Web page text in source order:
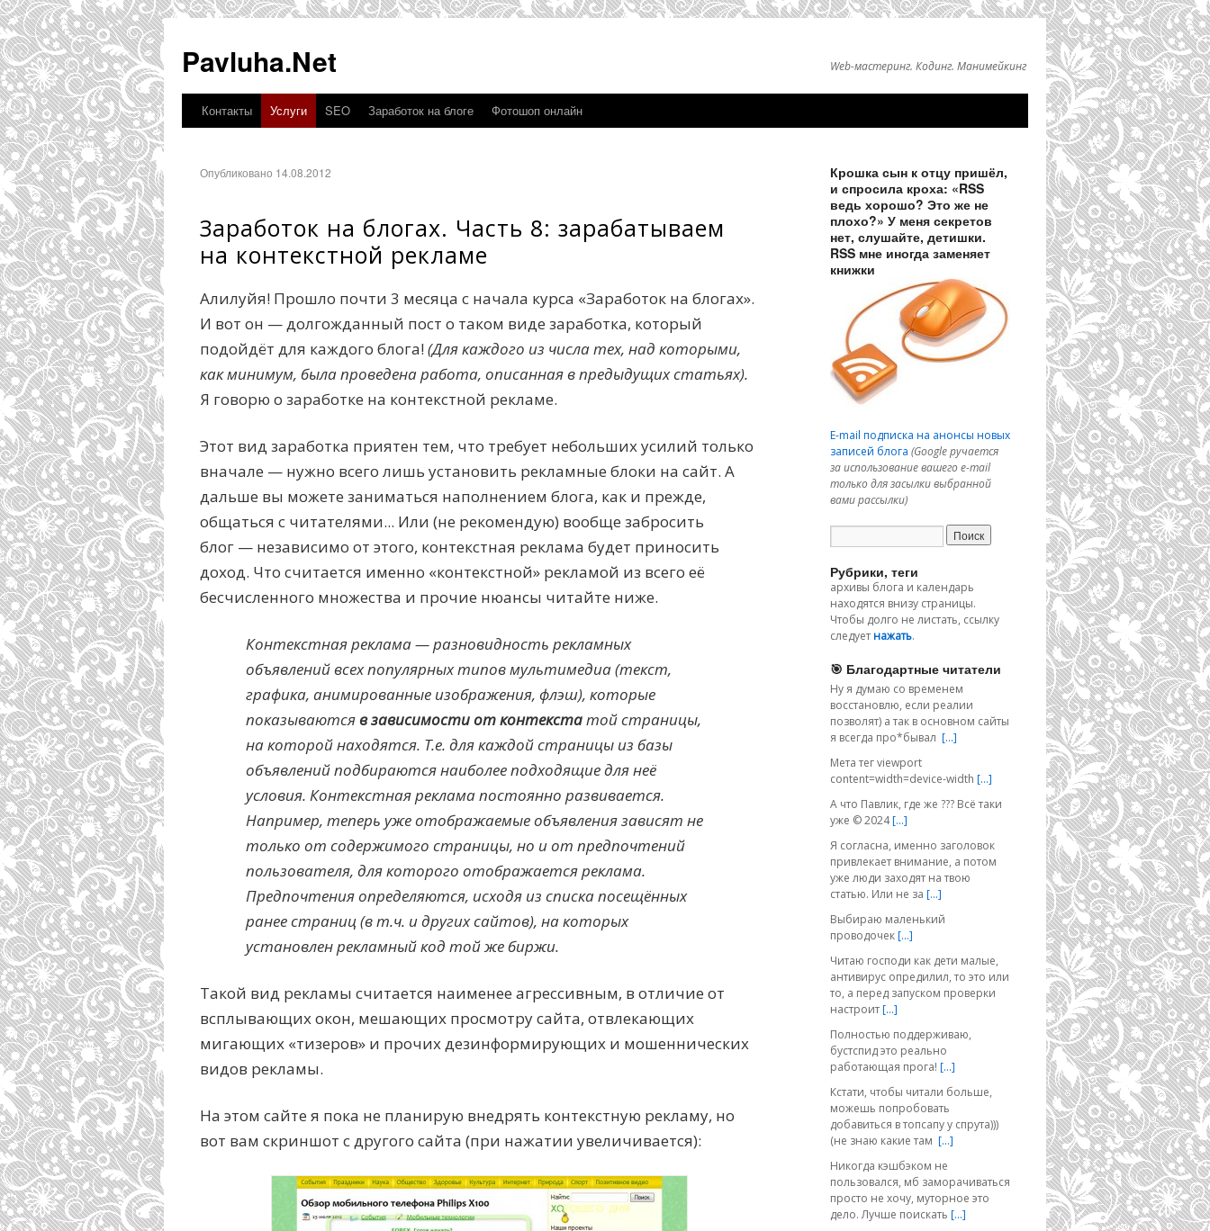
Pavluha.Net Web-мастеринг. Кодинг. Манимейкинг
Контакты Услуги SEO Заработок на блоге Фотошоп онлайн
Опубликовано 14.08.2012
Заработок на блогах. Часть 8: зарабатываем
на контекстной рекламе
Алилуйя! Прошло почти 3 месяца с начала курса «Заработок на блогах».
И вот он — долгожданный пост о таком виде заработка, который
подойдёт для каждого блога! (Для каждого из числа тех, над которыми,
как минимум, была проведена работа, описанная в предыдущих статьях).
Я говорю о заработке на контекстной рекламе.
Этот вид заработка приятен тем, что требует небольших усилий только
вначале — нужно всего лишь установить рекламные блоки на сайт. А
дальше вы можете заниматься наполнением блога, как и прежде,
общаться с читателями... Или (не рекомендую) вообще забросить
блог — независимо от этого, контекстная реклама будет приносить
доход. Что считается именно «контекстной» рекламой из всего её
бесчисленного множества и прочие нюансы читайте ниже.
Контекстная реклама — разновидность рекламных
объявлений всех популярных типов мультимедиа (текст,
графика, анимированные изображения, флэш), которые
показываютсяв зависимости от контекстатой страницы,
на которой находятся. Т.е. для каждой страницы из базы
объявлений подбираются наиболее подходящие для неё
условия. Контекстная реклама постоянно развивается.
Например, теперь уже отображаемые объявления зависят не
только от содержимого страницы, но и от предпочтений
пользователя, для которого отображается реклама.
Предпочтения определяются, исходя из списка посещённых
ранее страниц (в т.ч. и других сайтов), на которых
установлен рекламный код той же биржи.
Такой вид рекламы считается наименее агрессивным, в отличие от
всплывающих окон, мешающих просмотру сайта, отвлекающих
мигающих «тизеров» и прочих дезинформирующих и мошеннических
видов рекламы.
На этом сайте я пока не планирую внедрять контекстную рекламу, но
вот вам скриншот с другого сайта (при нажатии увеличивается):
Крошка сын к отцу пришёл,
и спросила кроха: «RSS
ведь хорошо? Это же не
плохо?» У меня секретов
нет, слушайте, детишки.
RSS мне иногда заменяет
книжки
E-mail подписка на анонсы новых
записей блога (Google ручается
за использование вашего e-mail
только для засылки выбранной
вами рассылки)
Рубрики, теги
архивы блога и календарь
находятся внизу страницы.
Чтобы долго не листать, ссылку
следуетнажать.
🎯 Благодартные читатели
Ну я думаю со временем
восстановлю, если реалии
позволят) а так в основном сайты
я всегда про*бывал […]
Мета тег viewport
content=width=device-width […]
А что Павлик, где же ??? Всё таки
уже © 2024[…]
Я согласна, именно заголовок
привлекает внимание, а потом
уже люди заходят на твою
статью. Или не за […]
Выбираю маленький
проводочек[…]
Читаю господи как дети малые,
антивирус опредилил, то это или
то, а перед запуском проверки
настроит[…]
Полностью поддерживаю,
бустспид это реально
работающая прога! […]
Кстати, чтобы читали больше,
можешь попробовать
добавиться в топсапу у спрута)))
(не знаю какие там […]
Никогда кэшбэком не
пользовался, мб заморачиваться
просто не хочу, муторное это
дело. Лучше поискать […]